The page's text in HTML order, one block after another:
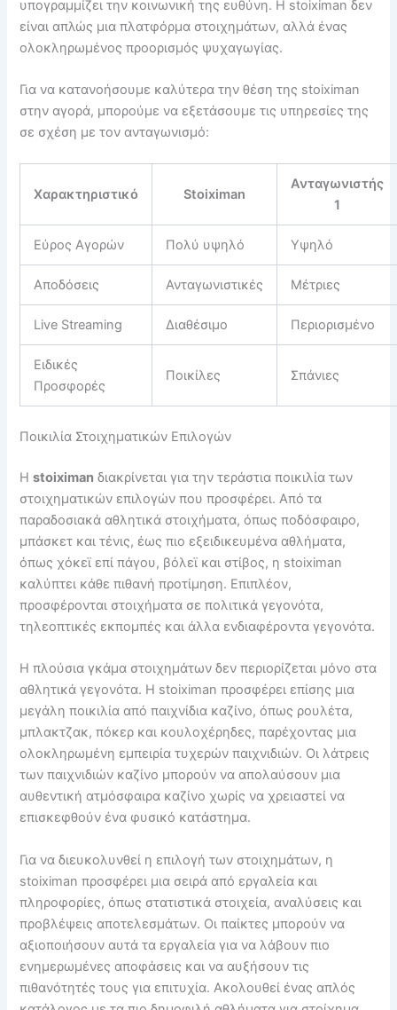
υπογραμμίζει την κοινωνική της ευθύνη. Η stoiximan δεν
είναι απλώς μια πλατφόρμα στοιχημάτων, αλλά ένας
ολοκληρωμένος προορισμός ψυχαγωγίας.
Για να κατανοήσουμε καλύτερα την θέση της stoiximan
στην αγορά, μπορούμε να εξετάσουμε τις υπηρεσίες της
σε σχέση με τον ανταγωνισμό:
Χαρακτηριστικό Stoiximan
Ανταγωνιστής
1
Εύρος Αγορών Πολύ υψηλό Υψηλό
Αποδόσεις Ανταγωνιστικές Μέτριες
Live Streaming Διαθέσιμο Περιορισμένο
Ειδικές
Προσφορές
Ποικίλες Σπάνιες
Ποικιλία Στοιχηματικών Επιλογών
Ηstoiximan διακρίνεται για την τεράστια ποικιλία των
στοιχηματικών επιλογών που προσφέρει. Από τα
παραδοσιακά αθλητικά στοιχήματα, όπως ποδόσφαιρο,
μπάσκετ και τένις, έως πιο εξειδικευμένα αθλήματα,
όπως χόκεϊ επί πάγου, βόλεϊ και στίβος, η stoiximan
καλύπτει κάθε πιθανή προτίμηση. Επιπλέον,
προσφέρονται στοιχήματα σε πολιτικά γεγονότα,
τηλεοπτικές εκπομπές και άλλα ενδιαφέροντα γεγονότα.
Η πλούσια γκάμα στοιχημάτων δεν περιορίζεται μόνο στα
αθλητικά γεγονότα. Η stoiximan προσφέρει επίσης μια
μεγάλη ποικιλία από παιχνίδια καζίνο, όπως ρουλέτα,
μπλακτζακ, πόκερ και κουλοχέρηδες, παρέχοντας μια
ολοκληρωμένη εμπειρία τυχερών παιχνιδιών. Οι λάτρεις
των παιχνιδιών καζίνο μπορούν να απολαύσουν μια
αυθεντική ατμόσφαιρα καζίνο χωρίς να χρειαστεί να
επισκεφθούν ένα φυσικό κατάστημα.
Για να διευκολυνθεί η επιλογή των στοιχημάτων, η
stoiximan προσφέρει μια σειρά από εργαλεία και
πληροφορίες, όπως στατιστικά στοιχεία, αναλύσεις και
προβλέψεις αποτελεσμάτων. Οι παίκτες μπορούν να
αξιοποιήσουν αυτά τα εργαλεία για να λάβουν πιο
ενημερωμένες αποφάσεις και να αυξήσουν τις
πιθανότητές τους για επιτυχία. Ακολουθεί ένας απλός